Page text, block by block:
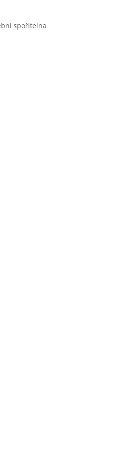
spořitelna